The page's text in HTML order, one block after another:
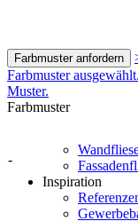
Farbmuster anfordern
Farbmuster
Muster.
Farbmuster
-
Inspiration